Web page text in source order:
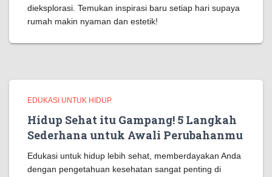
dieksplorasi. Temukan inspirasi baru setiap hari supaya
rumah makin nyaman dan estetik!
EDUKASI UNTUK HIDUP
Hidup Sehat itu Gampang! 5 Langkah
Sederhana untuk Awali Perubahanmu
Edukasi untuk hidup lebih sehat, memberdayakan Anda
dengan pengetahuan kesehatan sangat penting di